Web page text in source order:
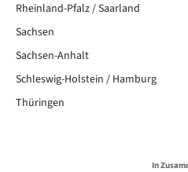
Rheinland-Pfalz / Saarland
Sachsen
Sachsen-Anhalt
Schleswig-Holstein / Hamburg
Thüringen
In